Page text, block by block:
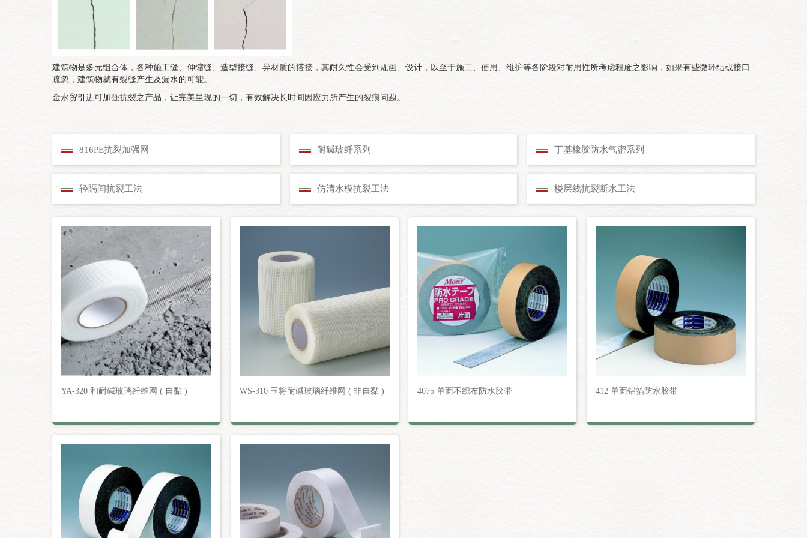
建筑物是多元组合体，各种施工缝、伸缩缝、造型接缝、异材质的搭接，其耐久性会受到规画、设计，以至于施工、使用、维护等各阶段对耐用性所考虑程度之影响，如果有些微环结或接口
疏忽，建筑物就有裂缝产生及漏水的可能。
金永贸引进可加强抗裂之产品，让完美呈现的一切，有效解决长时间因应力所产生的裂痕问题。
816PE抗裂加强网 耐碱玻纤系列 丁基橡胶防水气密系列
轻隔间抗裂工法 仿清水模抗裂工法 楼层线抗裂断水工法
YA-320 和耐碱玻璃纤维网 ( 自黏 ) WS-310 玉将耐碱玻璃纤维网 ( 非自黏 ) 4075 单面不织布防水胶带 412 单面铝箔防水胶带